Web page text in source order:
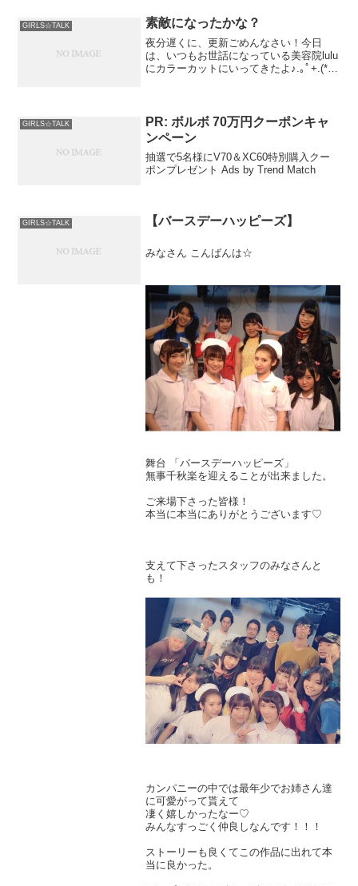
GIRLS☆TALK 素敵になったかな？
夜分遅くに、更新ごめんなさい！今日
は、いつもお世話になっている美容院lulu
にカラーカットにいってきたよ♪.｡ﾟ+.(*･
GIRLS☆TALK
PR: ボルボ 70万円クーポンキャ
ンペーン
抽選で5名様にV70＆XC60特別購入クー
ポンプレゼント Ads by Trend Match
GIRLS☆TALK 【バースデーハッピーズ】
みなさん こんばんは☆
舞台 「バースデーハッピーズ」
無事千秋楽を迎えることが出来ました。
ご来場下さった皆様！
本当に本当にありがとうございます♡
支えて下さったスタッフのみなさんと
も！
カンパニーの中では最年少でお姉さん達
に可愛がって貰えて
凄く嬉しかったなー♡
みんなすっごく仲良しなんです！！！
ストーリーも良くてこの作品に出れて本
当に良かった。